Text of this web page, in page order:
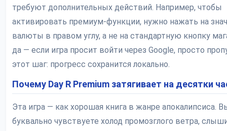
требуют дополнительных действий. Например, чтобы
активировать премиум-функции, нужно нажать на
валюты в правом углу, а не на стандартную кнопку
да — если игра просит войти через Google, просто
этот шаг: прогресс сохранится локально.
Почему Day R Premium затягивает на десятки
Эта игра — как хорошая книга в жанре апокалипсиса.
буквально чувствуете холод промозглого ветра,